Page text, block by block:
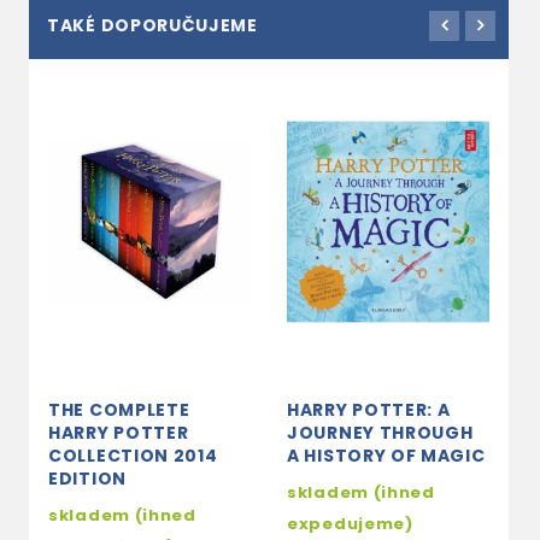
TAKÉ DOPORUČUJEME
THE COMPLETE
HARRY POTTER
COLLECTION 2014
EDITION
skladem (ihned
HARRY POTTER: A
JOURNEY THROUGH
A HISTORY OF MAGIC
skladem (ihned
expedujeme)